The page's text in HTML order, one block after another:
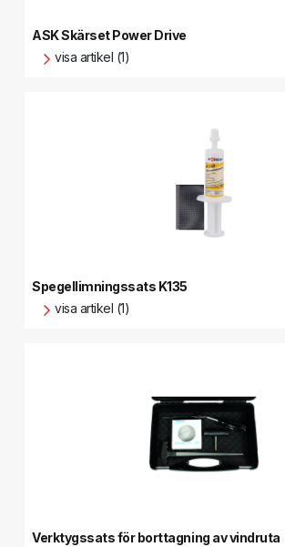
ASK Skärset Power Drive
visa artikel (1)
Spegellimningssats K135
visa artikel (1)
Verktygssats för borttagning av vindruta